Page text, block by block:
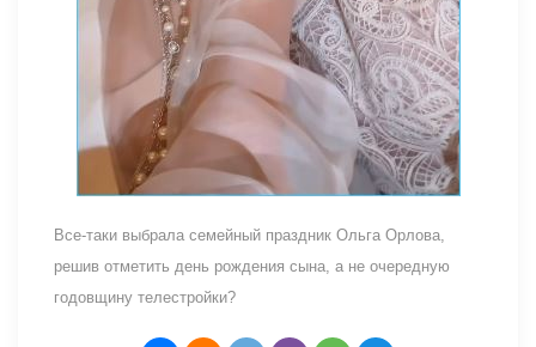
Все-таки выбрала семейный праздник Ольга Орлова,
решив отметить день рождения сына, а не очередную
годовщину телестройки?